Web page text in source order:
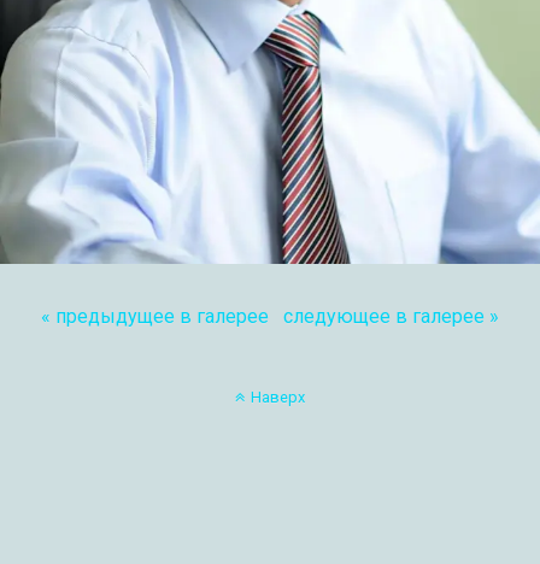
« предыдущее в галерее следующее в галерее »
Наверх